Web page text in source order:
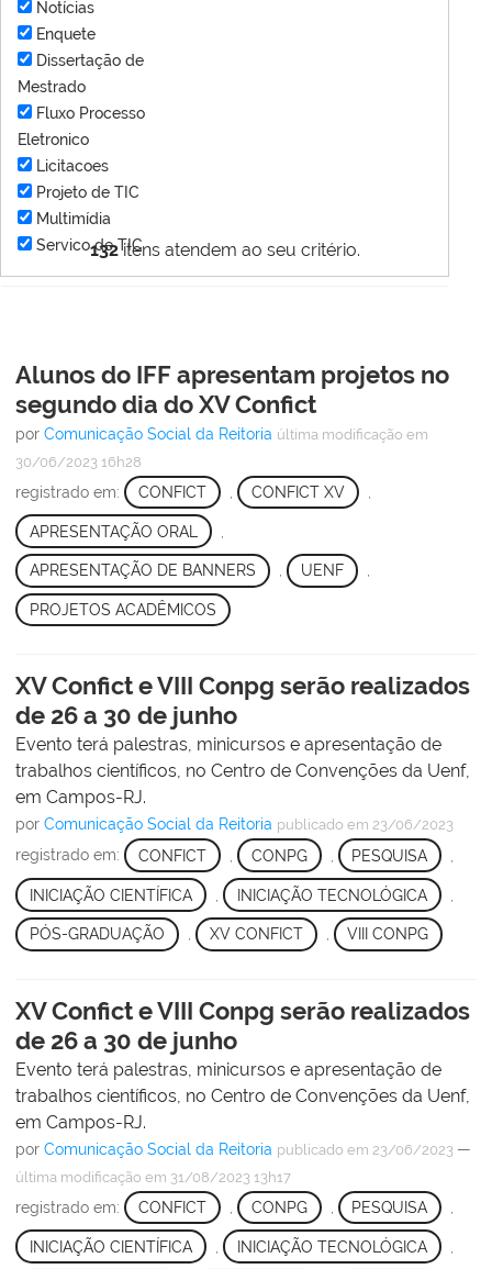
132itens atendem ao seu critério.
Notícias
Enquete
Dissertação de
Mestrado
Fluxo Processo
Eletronico
Licitacoes
Projeto de TIC
Multimídia
Servico de TIC
Alunos do IFF apresentam projetos no
segundo dia do XV Confict
por Comunicação Social da Reitoria última modificação em
30/06/2023 16h28
registrado em: CONFICT CONFICT XV
APRESENTAÇÃO ORAL
APRESENTAÇÃO DE BANNERS , UENF ,
PROJETOS ACADÊMICOS
XV Confict e VIII Conpg serão realizados
de 26 a 30 de junho
Evento terá palestras, minicursos e apresentação de
trabalhos científicos, no Centro de Convenções da Uenf,
em Campos-RJ.
por Comunicação Social da Reitoria publicado em 23/06/2023
registrado em: CONFICT CONPG PESQUISA
INICIAÇÃO CIENTÍFICA INICIAÇÃO TECNOLÓGICA
PÓS-GRADUAÇÃO , XV CONFICT , VIII CONPG
XV Confict e VIII Conpg serão realizados
de 26 a 30 de junho
Evento terá palestras, minicursos e apresentação de
trabalhos científicos, no Centro de Convenções da Uenf,
em Campos-RJ.
por Comunicação Social da Reitoria publicado em 23/06/2023 —
última modificação em 31/08/2023 13h17
registrado em: CONFICT CONPG PESQUISA
INICIAÇÃO CIENTÍFICA INICIAÇÃO TECNOLÓGICA